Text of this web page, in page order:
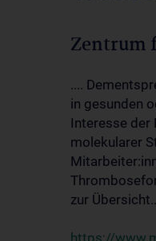
Zentrum
....
in gesunden
Interesse der
molekularer
zur
https://